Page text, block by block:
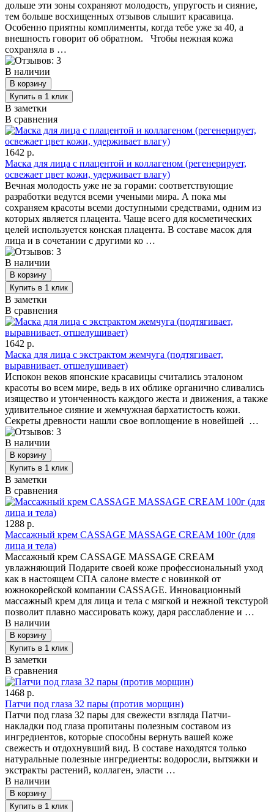
дольше эти зоны сохраняют молодость, упругость и сияние,
тем больше восхищенных отзывов слышит красавица.
Особенно приятны комплименты, когда тебе уже за 40, а
внешность говорит об обратном. Чтобы нежная кожа
сохраняла в …
В наличии
В заметки
В сравнения
1642 р.
Маска для лица с плацентой и коллагеном (регенерирует,
освежает цвет кожи, удерживает влагу)
Вечная молодость уже не за горами: соответствующие
разработки ведутся всеми учеными мира. А пока мы
сохраняем красоты всеми доступными средствами, одним из
которых является плацента. Чаще всего для косметических
целей используется конская плацента. В составе масок для
лица и в сочетании с другими ко …
В наличии
В заметки
В сравнения
1642 р.
Маска для лица с экстрактом жемчуга (подтягивает,
выравнивает, отшелушивает)
Испокон веков японские красавицы считались эталоном
красоты во всем мире, ведь в их облике органично сливались
изящество и утонченность каждого жеста и движения, а также
удивительное сияние и жемчужная бархатистость кожи.
Секреты древности нашли свое воплощение в новейшей …
В наличии
В заметки
В сравнения
1288 р.
Массажный крем CASSAGE MASSAGE CREAM 100г (для
лица и тела)
Массажный крем CASSAGE MASSAGE CREAM
увлажняющий Подарите своей коже профессиональный уход
как в настоящем СПА салоне вместе с новинкой от
южнокорейской компании CASSAGE. Инновационный
массажный крем для лица и тела с мягкой и нежной текстурой
позволит плавно массировать кожу, даря расслабление и …
В наличии
В заметки
В сравнения
1468 р.
Патчи под глаза 32 пары (против морщин)
Патчи под глаза 32 пары для свежести взгляда Патчи-
накладки под глаза пропитаны полезным составом из
ингредиентов, которые способны вернуть вашей коже
свежесть и отдохнувший вид. В составе находятся только
натуральные полезные ингредиенты: водоросли, вытяжки и
экстракты растений, коллаген, эласти …
В наличии